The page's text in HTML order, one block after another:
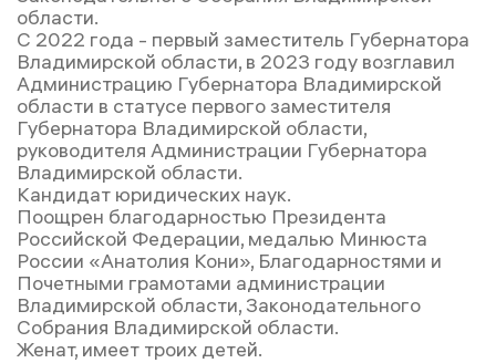
области.
С 2022 года - первый заместитель Губернатора
Владимирской области, в 2023 году возглавил
Администрацию Губернатора Владимирской
области в статусе первого заместителя
Губернатора Владимирской области,
руководителя Администрации Губернатора
Владимирской области.
Кандидат юридических наук.
Поощрен благодарностью Президента
Российской Федерации, медалью Минюста
России «Анатолия Кони», Благодарностями и
Почетными грамотами администрации
Владимирской области, Законодательного
Собрания Владимирской области.
Женат, имеет троих детей.